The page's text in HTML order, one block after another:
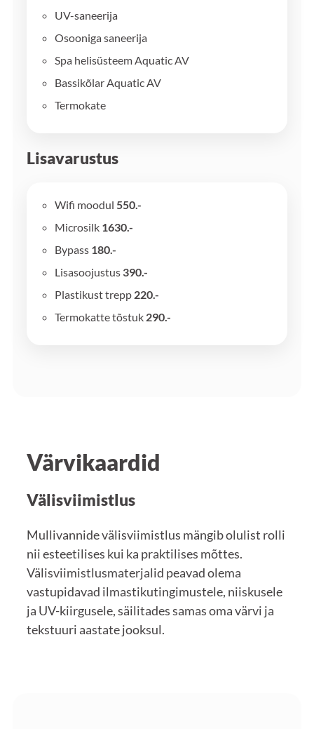
UV-saneerija
Osooniga saneerija
Spa helisüsteem Aquatic AV
Bassikõlar Aquatic AV
Termokate
Lisavarustus
Wifi moodul550.-
Microsilk 1630.-
Bypass 180.-
Lisasoojustus 390.-
Plastikust trepp 220.-
Termokatte tõstuk 290.-
Värvikaardid
Välisviimistlus
Mullivannide välisviimistlus mängib olulist rolli
nii esteetilises kui ka praktilises mõttes.
Välisviimistlusmaterjalid peavad olema
vastupidavad ilmastikutingimustele, niiskusele
ja UV-kiirgusele, säilitades samas oma värvi ja
tekstuuri aastate jooksul.